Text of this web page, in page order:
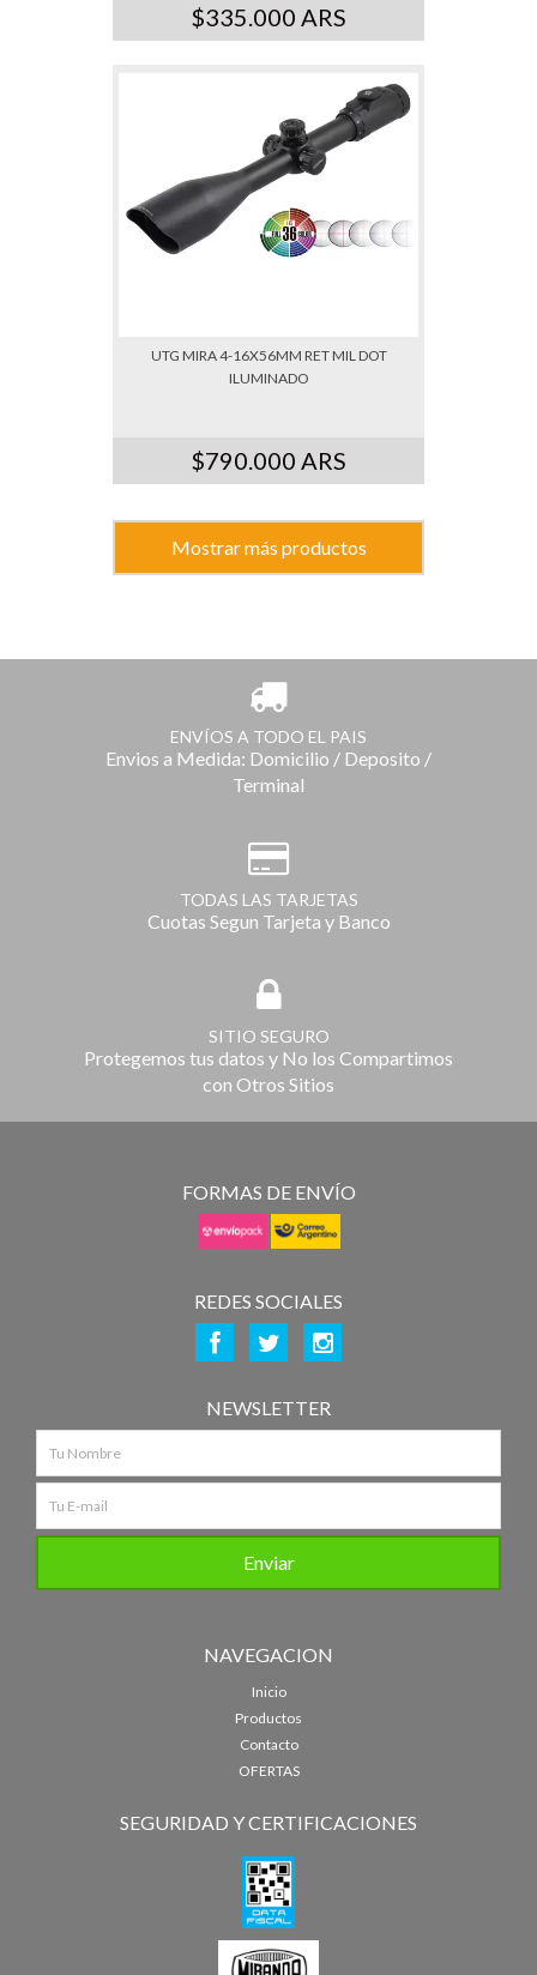
$335.000 ARS
UTG MIRA 4-16X56MM RET MIL DOT
ILUMINADO
$790.000 ARS
Mostrar más productos
ENVÍOS A TODO EL PAIS
Envios a Medida: Domicilio / Deposito /
Terminal
TODAS LAS TARJETAS
Cuotas Segun Tarjeta y Banco
SITIO SEGURO
Protegemos tus datos y No los Compartimos
con Otros Sitios
FORMAS DE ENVÍO
REDES SOCIALES
NEWSLETTER
NAVEGACION
Inicio
Productos
Contacto
OFERTAS
SEGURIDAD Y CERTIFICACIONES